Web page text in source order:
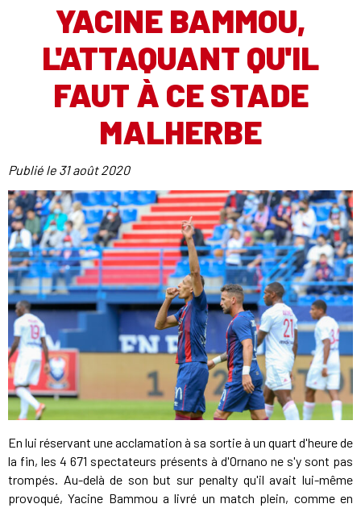
YACINE BAMMOU,
L'ATTAQUANT QU'IL
FAUT À CE STADE
MALHERBE
Publié le 31 août 2020
En lui réservant une acclamation à sa sortie à un quart d'heure de
la fin, les 4 671 spectateurs présents à d'Ornano ne s'y sont pas
trompés. Au-delà de son but sur penalty qu'il avait lui-même
provoqué, Yacine Bammou a livré un match plein, comme en